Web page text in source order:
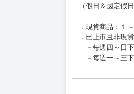
（假日＆國定假日
．現貨商品：１～
．已上市且非現貨
－每週四～日下
－每週一～三下